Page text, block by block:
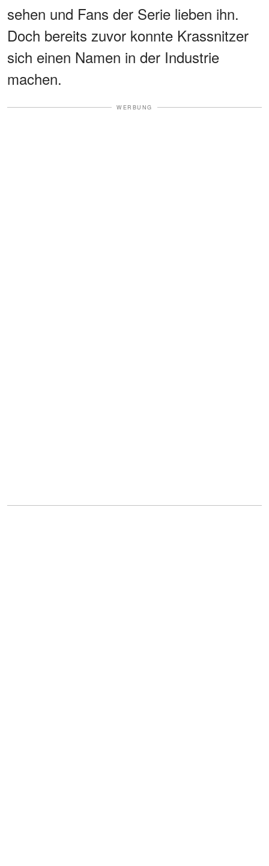
sehen und Fans der Serie lieben ihn.
Doch bereits zuvor konnte Krassnitzer
sich einen Namen in der Industrie
machen.
WERBUNG